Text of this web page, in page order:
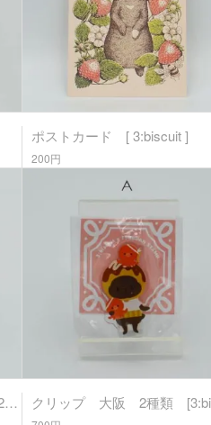
ポストカード [ 3:biscuit ]
200円
キーホルダー ハロウィン 2種類 [3:biscuit]